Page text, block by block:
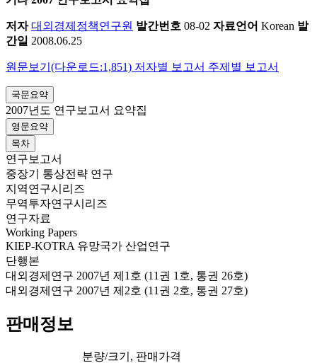
저자 대외경제정책연구원 발간번호 08-02 자료언어 Korean 발
간일 2008.06.25
원문보기(다운로드:1,851) 저자별 보고서 주제별 보고서
국문요약
2007년도 연구보고서 요약집
영문요약
목차
연구보고서
중장기 통상전략 연구
지역연구시리즈
무역투자연구시리즈
연구자료
Working Papers
KIEP-KOTRA 유망국가 산업연구
단행본
대외경제연구 2007년 제1호 (11권 1호, 통권 26호)
대외경제연구 2007년 제2호 (11권 2호, 통권 27호)
판매정보
분량/크기, 판매가격